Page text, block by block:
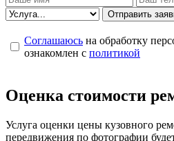
Отправить
Соглашаюсь на обработку
ознакомлен с политикой
Оценка стоимости
Услуга оценки цены кузовного
передвижения по фотографии